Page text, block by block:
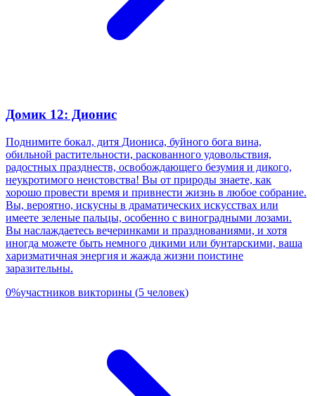
Домик 12: Дионис
Поднимите бокал, дитя Диониса, буйного бога вина,
обильной растительности, раскованного удовольствия,
радостных празднеств, освобождающего безумия и дикого,
неукротимого неистовства! Вы от природы знаете, как
хорошо провести время и привнести жизнь в любое собрание.
Вы, вероятно, искусны в драматических искусствах или
имеете зеленые пальцы, особенно с виноградными лозами.
Вы наслаждаетесь вечеринками и празднованиями, и хотя
иногда можете быть немного дикими или бунтарскими, ваша
харизматичная энергия и жажда жизни поистине
заразительны.
0%участников викторины (5 человек)